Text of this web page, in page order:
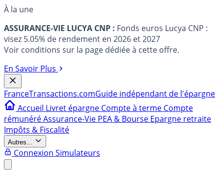
À la une
ASSURANCE-VIE LUCYA CNP : Fonds euros Lucya CNP :
visez 5.05% de rendement en 2026 et 2027
Voir conditions sur la page dédiée à cette offre.
En Savoir Plus
FranceTransactions.comGuide indépendant de l'épargne
Accueil Livret épargne Compte à terme Compte
rémunéréAssurance-Vie PEA & Bourse Epargne retraite
Impôts & Fiscalité
Autres...
Connexion Simulateurs